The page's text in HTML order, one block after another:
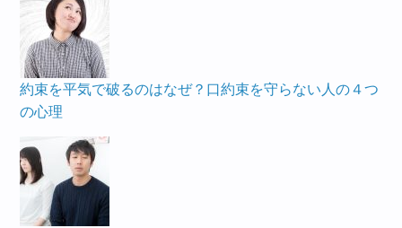
約束を平気で破るのはなぜ？口約束を守らない人の４つ
の心理